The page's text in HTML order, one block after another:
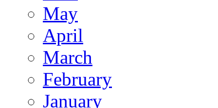
May
April
March
February
January